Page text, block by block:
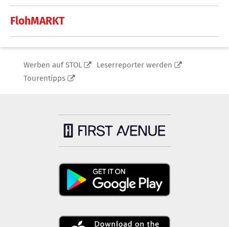
FlohMARKT
Werben auf STOL
Leserreporter werden
Tourentipps